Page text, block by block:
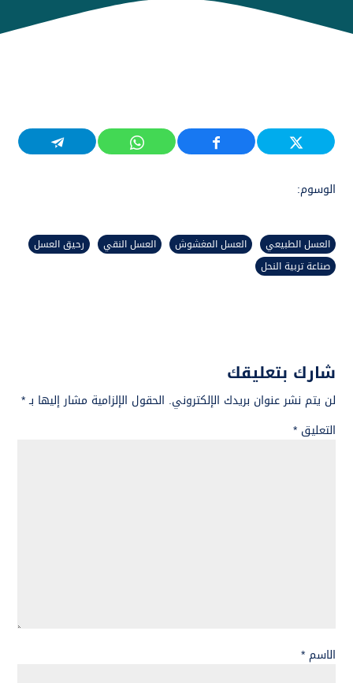
الوسوم:
العسل الطبيعي العسل المغشوش العسل النقي
رحيق العسل
صناعة تربية النحل
شارك بتعليقك
لن يتم نشر عنوان بريدك الإلكتروني. الحقول الإلزامية مشار إليها بـ*
التعليق *
الاسم*